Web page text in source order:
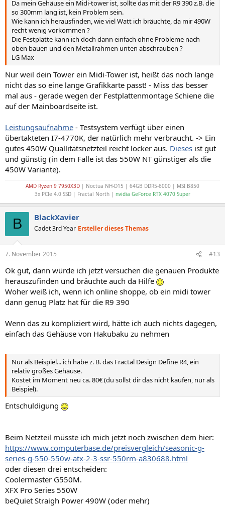
Da mein Gehäuse ein Midi-tower ist, sollte das mit der R9 390 z.B. die
so 300mm lang ist, kein Problem sein.
Wie kann ich herausfinden, wie viel Watt ich bräuchte, da mir 490W
recht wenig vorkommen ?
Die Festplatte kann ich doch dann einfach ohne Probleme nach
oben bauen und den Metallrahmen unten abschrauben ?
LG Max
Nur weil dein Tower ein Midi-Tower ist, heißt das noch lange
nicht das so eine lange Grafikkarte passt! - Miss das besser
mal aus - gerade wegen der Festplattenmontage Schiene die
auf der Mainboardseite ist.
Leistungsaufnahme - Testsystem verfügt über einen
übertakteten I7-4770K, der natürlich mehr verbraucht. -> Ein
gutes 450W Quallitätsnetzteil reicht locker aus. Dieses ist gut
und günstig (in dem Falle ist das 550W NT günstiger als die
450W Variante).
AMD Ryzen 9 7950X3D | Noctua NH-D15 | 64GB DDR5-6000 | MSI B850
3x PCIe 4.0 SSD | Fractal North | nvidia GeForce RTX 4070 Super
B BlackXavier
Cadet 3rd Year Ersteller dieses Themas
7. November 2015 #13
Ok gut, dann würde ich jetzt versuchen die genauen Produkte
herauszufinden und bräuchte auch da Hilfe
Woher weiß ich, wenn ich online shoppe, ob ein midi tower
dann genug Platz hat für die R9 390
Wenn das zu kompliziert wird, hätte ich auch nichts dagegen,
einfach das Gehäuse von Hakubaku zu nehmen
Nur als Beispiel... ich habe z. B. das Fractal Design Define R4, ein
relativ großes Gehäuse.
Kostet im Moment neu ca. 80€ (du sollst dir das nicht kaufen, nur als
Beispiel).
Entschuldigung
Beim Netzteil müsste ich mich jetzt noch zwischen dem hier:
https://www.computerbase.de/preisvergleich/seasonic-g-
series-g-550-550w-atx-2-3-ssr-550rm-a830688.html
oder diesen drei entscheiden:
Coolermaster G550M.
XFX Pro Series 550W
beQuiet Straigh Power 490W (oder mehr)